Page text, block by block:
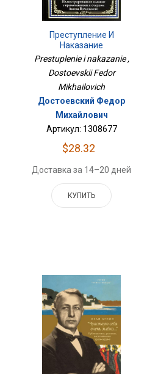
Преступление И
Наказание
Prestuplenie i nakazanie ,
Dostoevskii Fedor
Mikhailovich
Достоевский Федор
Михайлович
Артикул: 1308677
$28.32
Доставка за 14–20 дней
КУПИТЬ